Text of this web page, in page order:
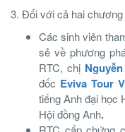
3. Đối với cả hai chương
Các sinh viên
sẻ về phương
RTC, chị
đốc Eviva Tour
tiếng Anh đại học
Hội đồng Anh.